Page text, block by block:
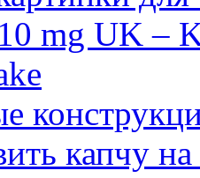
mg UK –
капчу